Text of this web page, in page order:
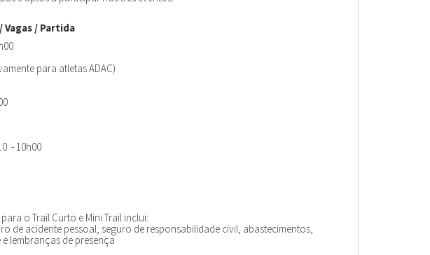
Vagas / Partida
para atletas ADAC)
- 10h00
o Trail Curto e Mini Trail inclui:
de acidente pessoal, seguro de responsabilidade civil, abastecimentos,
lembranças de presença